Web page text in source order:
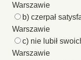
Warszawie
b) czerpał
Warszawie
c) nie lubił
Warszawie